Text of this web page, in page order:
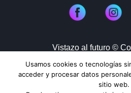
Vistazo al futuro ©
Aviso de Privacidad
Mapa de
Usamos cookies o tecnologías
acceder y procesar datos
sitio web.